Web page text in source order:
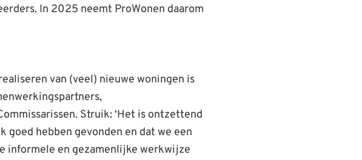
In 2025 neemt ProWonen daarom
van (veel) nieuwe woningen is
Struik: ‘Het is ontzettend
hebben gevonden en dat we een
informele en gezamenlijke werkwijze